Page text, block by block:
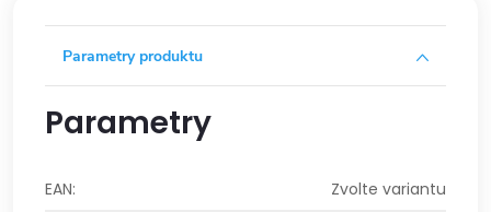
Parametry produktu
Parametry
EAN:
Zvolte variantu